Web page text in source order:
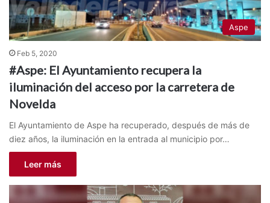
Aspe
Feb 5, 2020
#Aspe: El Ayuntamiento recupera la
iluminación del acceso por la carretera de
Novelda
El Ayuntamiento de Aspe ha recuperado, después de más de
diez años, la iluminación en la entrada al municipio por…
Leer más